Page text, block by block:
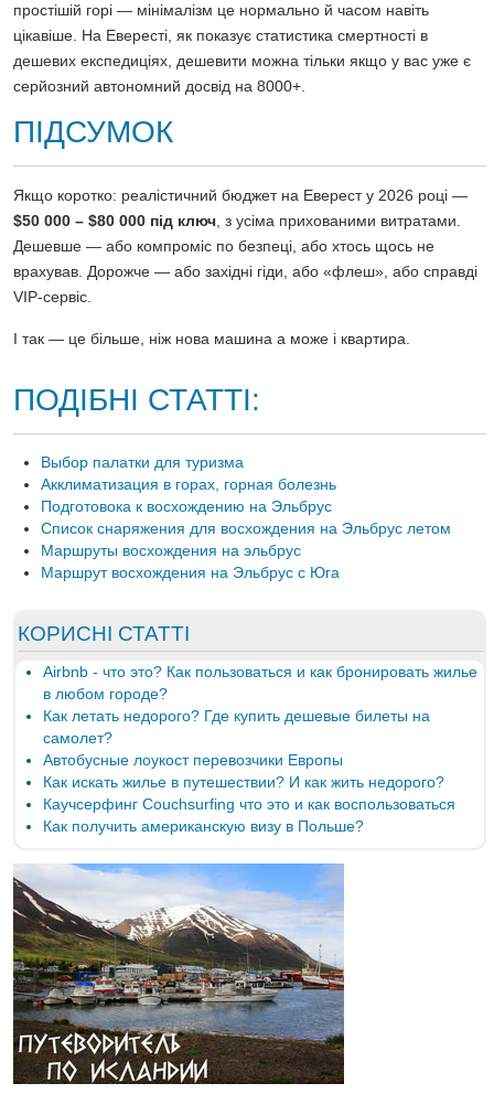
простішій горі — мінімалізм це нормально й часом навіть
цікавіше. На Евересті, як показує статистика смертності в
дешевих експедиціях, дешевити можна тільки якщо у вас уже є
серйозний автономний досвід на 8000+.
ПІДСУМОК
Якщо коротко: реалістичний бюджет на Еверест у 2026 році —
$50 000 – $80 000 під ключ, з усіма прихованими витратами.
Дешевше — або компроміс по безпеці, або хтось щось не
врахував. Дорожче — або західні гіди, або «флеш», або справді
VIP-сервіс.
І так — це більше, ніж нова машина а може і квартира.
ПОДІБНІ СТАТТІ:
Выбор палатки для туризма
Акклиматизация в горах, горная болезнь
Подготовока к восхождению на Эльбрус
Список снаряжения для восхождения на Эльбрус летом
Маршруты восхождения на эльбрус
Маршрут восхождения на Эльбрус с Юга
КОРИСНІ СТАТТІ
Airbnb - что это? Как пользоваться и как бронировать жилье
в любом городе?
Как летать недорого? Где купить дешевые билеты на
самолет?
Автобусные лоукост перевозчики Европы
Как искать жилье в путешествии? И как жить недорого?
Каучсерфинг Couchsurfing что это и как воспользоваться
Как получить американскую визу в Польше?